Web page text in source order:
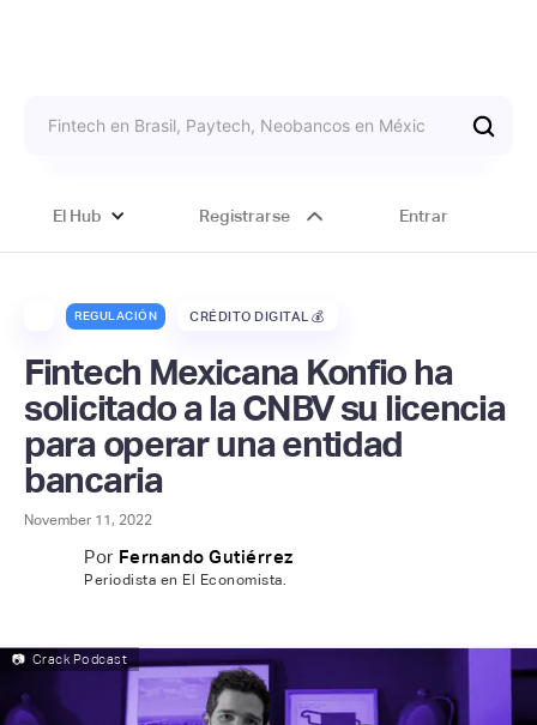
El Hub Registrarse Entrar
REGULACIÓN CRÉDITO DIGITAL 💰
Fintech Mexicana Konfio ha
solicitado a la CNBV su licencia
para operar una entidad
bancaria
November 11, 2022
Por Fernando Gutiérrez
Periodista en El Economista.
📷 Crack Podcast